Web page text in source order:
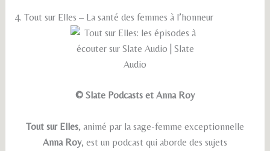
4. Tout sur Elles – La santé des femmes à l’honneur
© Slate Podcasts et Anna Roy
Tout sur Elles, animé par la sage-femme exceptionnelle
Anna Roy, est un podcast qui aborde des sujets